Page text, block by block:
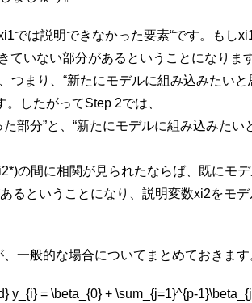
i1では説明できなかった要素“です。もしxi
ていない部分があるということになりま
つまり、“新たにモデルに組み込みたい
したがってStep 2では、
部分”と、“新たにモデルに組み込みたい
i2*)の間に相関が見られたならば、既にモ
るということになり、説明変数xi2をモ
一般的な場合についてまとめておきます
= \beta_{0} + \sum_{j=1}^{p-